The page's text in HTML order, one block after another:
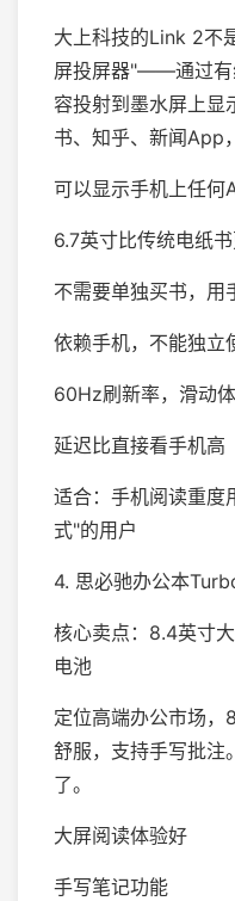
大上科技的Link 2不
屏投屏器"——通过有
容投射到墨水屏上显
书、知乎、新闻App
可以显示手机上任何
6.7英寸比传统电纸
不需要单独买书，用
依赖手机，不能独立
60Hz刷新率，滑动
延迟比直接看手机高
适合：手机阅读重度
式"的用户
4. 思必驰办公本
核心卖点：8.4英寸
电池
定位高端办公市场，
舒服，支持手写批
了。
大屏阅读体验好
手写笔记功能